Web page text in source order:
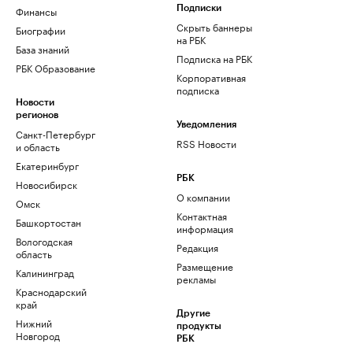
Финансы
Биографии
База знаний
РБК Образование
Новости
регионов
Санкт-Петербург
и область
Екатеринбург
Новосибирск
Омск
Башкортостан
Вологодская
область
Калининград
Краснодарский
край
Нижний
Новгород
Подписки
Скрыть баннеры
на РБК
Подписка на РБК
Корпоративная
подписка
Уведомления
RSS Новости
РБК
О компании
Контактная
информация
Редакция
Размещение
рекламы
Другие
продукты
РБК